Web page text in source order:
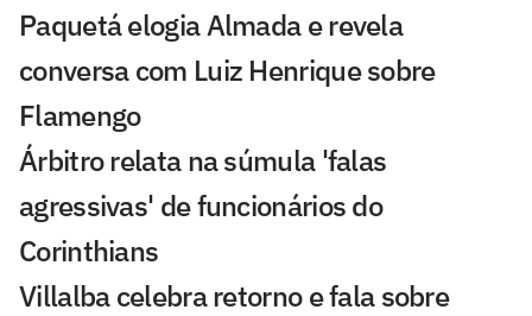
Paquetá elogia Almada e revela
conversa com Luiz Henrique sobre
Flamengo
Árbitro relata na súmula 'falas
agressivas' de funcionários do
Corinthians
Villalba celebra retorno e fala sobre